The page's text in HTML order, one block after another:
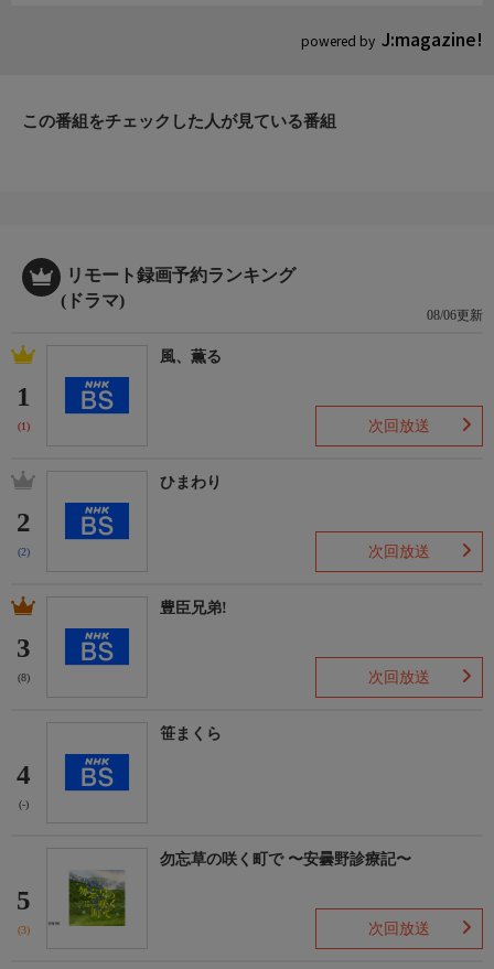
式に集まる。記念撮影のカメラマンからトリッシュが失礼な言動
を受け、クレアは抗議するが、トリッシュに逆にとがめられる。
ドリームランド 渚の四姉妹 #4[吹]
製作:2023年 英
本編時間:21分
powered by J:magazine!
この番組をチェックした人が見ている番組
リモート録画予約ランキング
(ドラマ)
08/06更新
1
(1)
風、薫る
次回放送
2
(2)
ひまわり
次回放送
3
(8)
豊臣兄弟!
次回放送
4
(-)
笹まくら
5
(3)
勿忘草の咲く町で 〜安曇野診療記〜
次回放送